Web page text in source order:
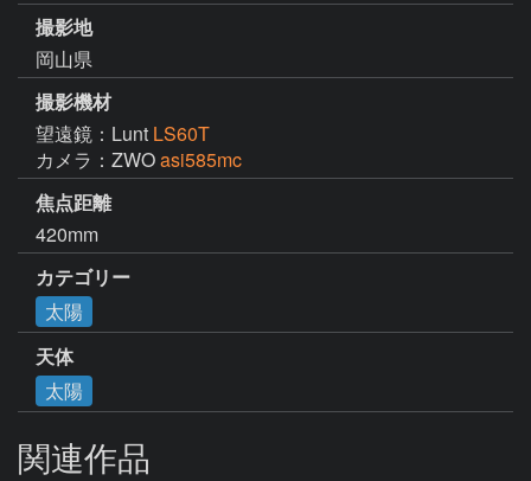
撮影地
岡山県
撮影機材
望遠鏡：Lunt LS60T
カメラ：ZWOasi585mc
焦点距離
420mm
カテゴリー
太陽
天体
太陽
関連作品